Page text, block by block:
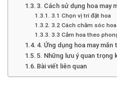
3. Cách sử dụng hoa may
3.1 Chọn vị trí đặt hoa
3.2 Cách chăm sóc hoa
3.3 Cắm hoa theo
4. Ứng dụng hoa may mắn
5. Những lưu ý quan trọng
Bài viết liên quan